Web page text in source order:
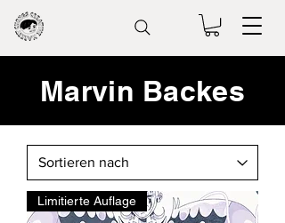
Marvin Backes
Limitierte Auflage